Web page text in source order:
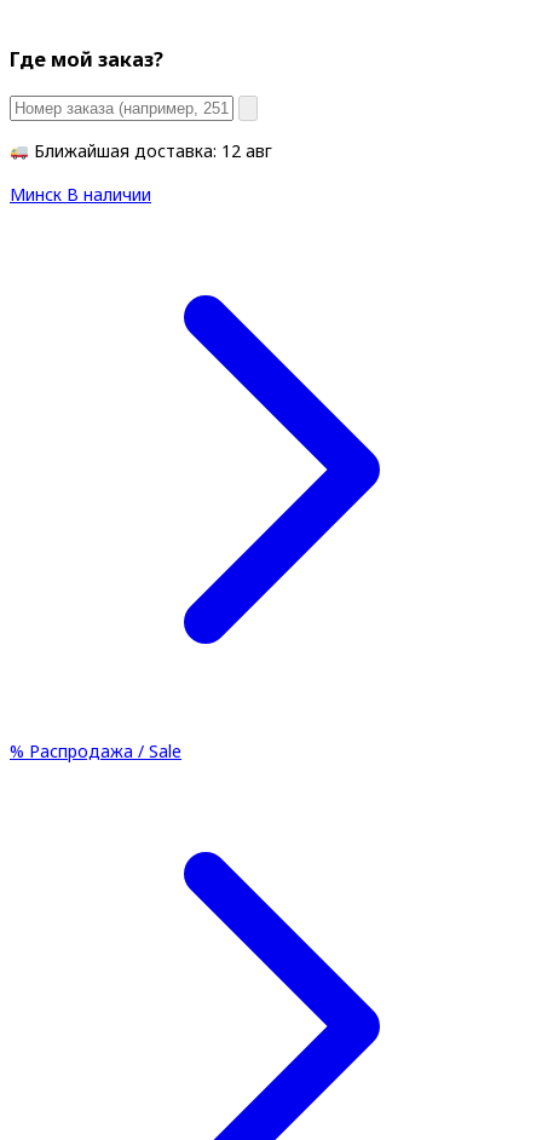
Где мой заказ?
Ближайшая доставка: 12 авг
Минск В наличии
% Распродажа / Sale